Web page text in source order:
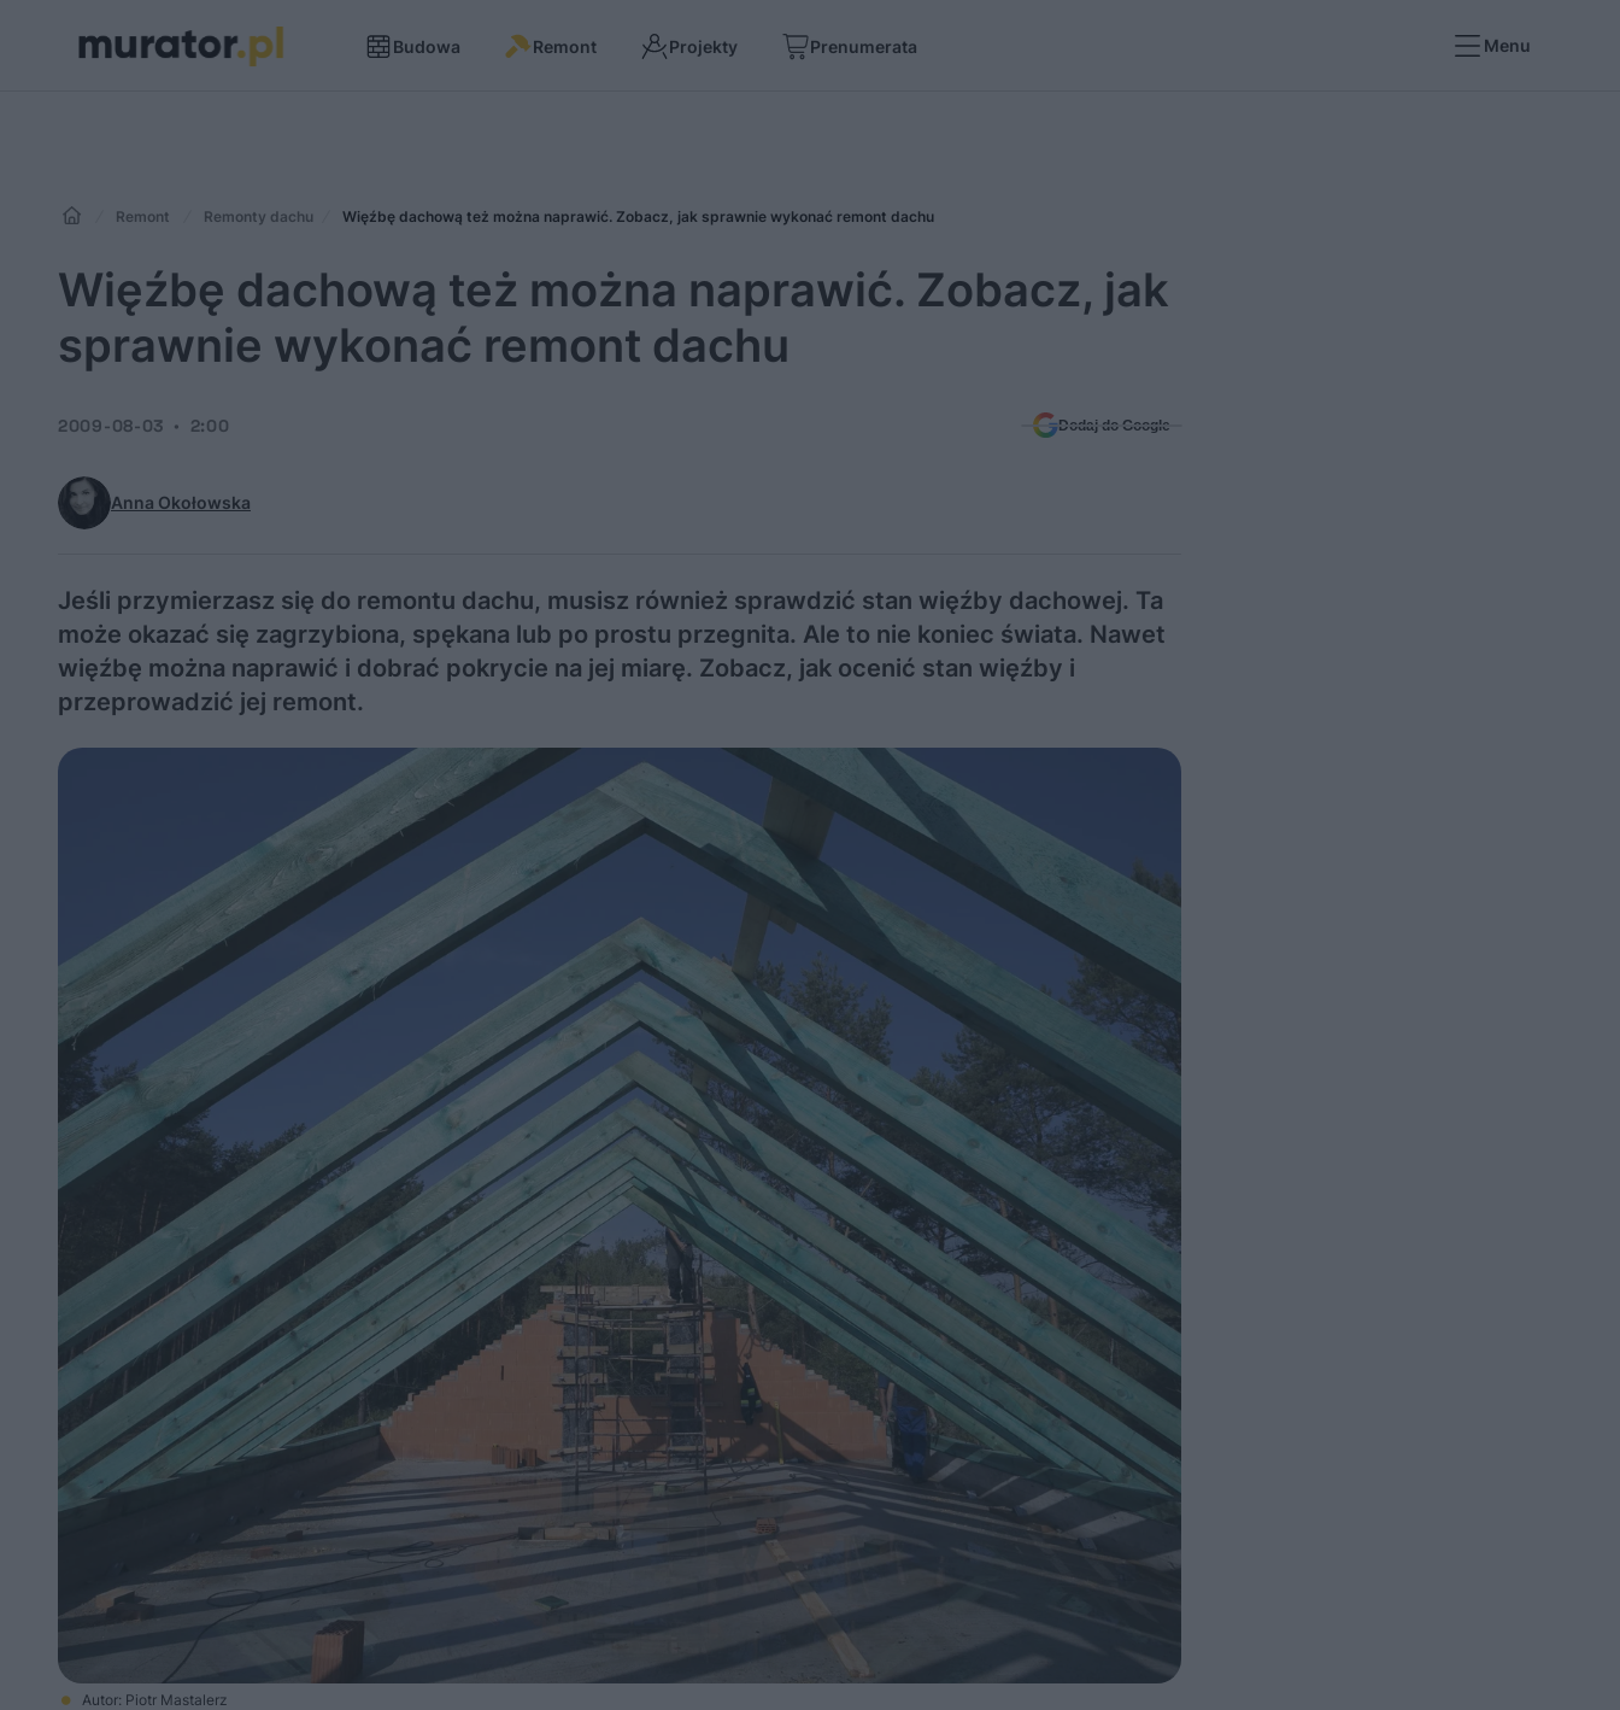
Budowa Remont Projekty Prenumerata Menu
Remont Remonty dachu Więźbę dachową też można naprawić. Zobacz, jak sprawnie wykonać remont dachu
Więźbę dachową też można naprawić. Zobacz, jak
sprawnie wykonać remont dachu
Anna Okołowska
2009-08-03 2:00 Dodaj do Google
Jeśli przymierzasz się do remontu dachu, musisz również sprawdzić stan więźby dachowej. Ta
może okazać się zagrzybiona, spękana lub po prostu przegnita. Ale to nie koniec świata. Nawet
więźbę można naprawić i dobrać pokrycie na jej miarę. Zobacz, jak ocenić stan więźby i
przeprowadzić jej remont.
Autor: Piotr Mastalerz